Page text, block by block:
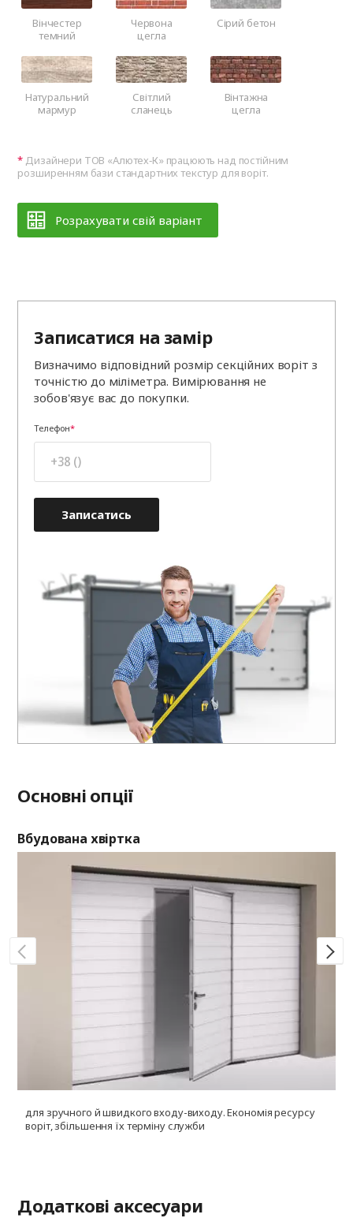
Вінчестер
темний
Червона
цегла
Сірий бетон
Натуральний
мармур
Світлий
сланець
Вінтажна
цегла
Дизайнери ТОВ «Алютех‑К» працюють над постійним
розширенням бази стандартних текстур для воріт.
Розрахувати свій варіант
Записатися на замір
Визначимо відповідний розмір секційних воріт з
точністю до міліметра. Вимірювання не
зобов'язує вас до покупки.
Телефон
Записатись
Основні опції
Вбудована хвіртка
для зручного й швидкого входу-виходу. Економія ресурсу
воріт, збільшення їх терміну служби
Додаткові аксесуари